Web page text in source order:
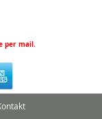
per mail.